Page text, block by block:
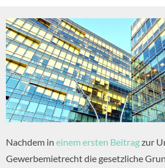
Nachdem in einem ersten Beitragzur
Gewerbemietrecht die gesetzliche